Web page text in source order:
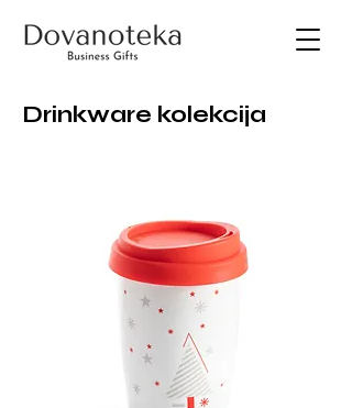
Drinkware kolekcija